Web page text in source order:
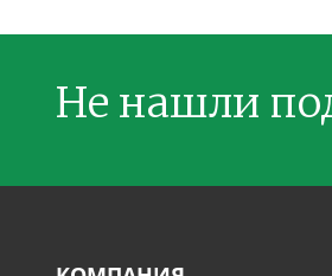
Не нашли